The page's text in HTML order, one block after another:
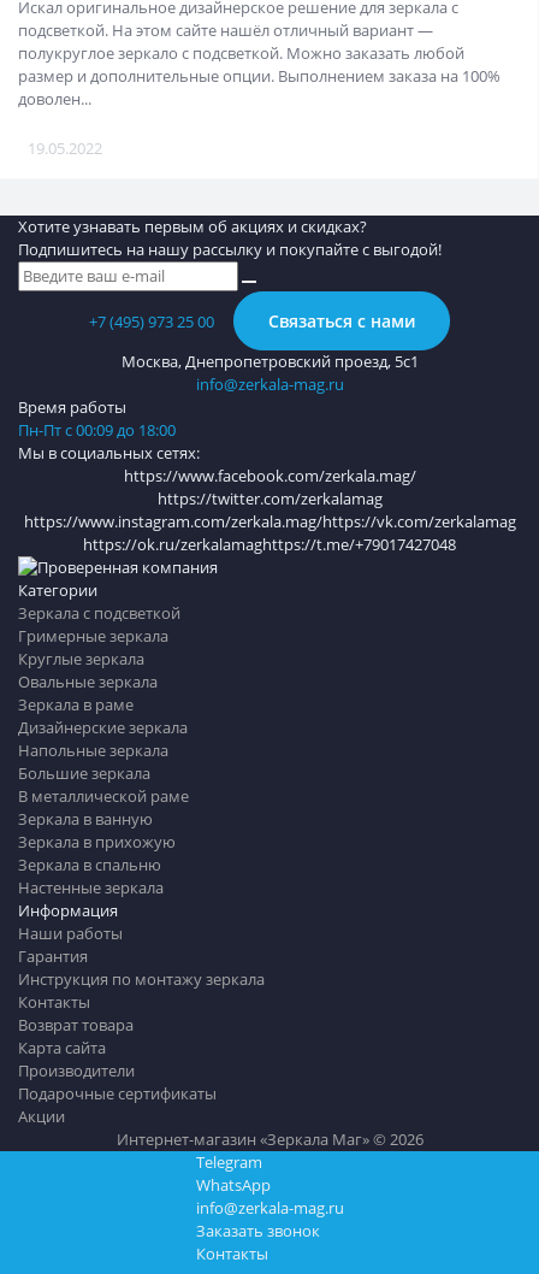
Искал оригинальное дизайнерское решение для зеркала с
подсветкой. На этом сайте нашёл отличный вариант —
полукруглое зеркало с подсветкой. Можно заказать любой
размер и дополнительные опции. Выполнением заказа на 100%
доволен...
19.05.2022
Хотите узнавать первым об акциях и скидках?
Подпишитесь на нашу рассылку и покупайте с выгодой!
+7 (495) 973 25 00 Связаться с нами
Москва, Днепропетровский проезд, 5с1
info@zerkala-mag.ru
Категории
Зеркала с подсветкой
Гримерные зеркала
Круглые зеркала
Овальные зеркала
Зеркала в раме
Дизайнерские зеркала
Напольные зеркала
Большие зеркала
В металлической раме
Зеркала в ванную
Зеркала в прихожую
Зеркала в спальню
Настенные зеркала
Информация
Наши работы
Гарантия
Инструкция по монтажу зеркала
Контакты
Возврат товара
Карта сайта
Производители
Подарочные сертификаты
Акции
Время работы
Пн-Пт с 00:09 до 18:00
Мы в социальных сетях:
https://www.facebook.com/zerkala.mag/
https://twitter.com/zerkalamag
https://www.instagram.com/zerkala.mag/https://vk.com/zerkalamag
https://ok.ru/zerkalamaghttps://t.me/+79017427048
Интернет-магазин «Зеркала Маг» © 2026
Telegram
WhatsApp
info@zerkala-mag.ru
Заказать звонок
Контакты